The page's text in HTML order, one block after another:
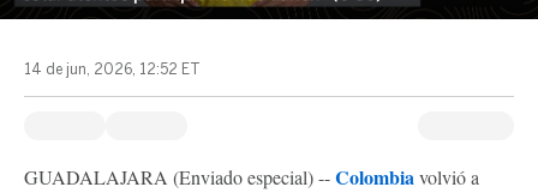
14 de jun, 2026, 12:52 ET
GUADALAJARA (Enviado especial) --Colombiavolvió a